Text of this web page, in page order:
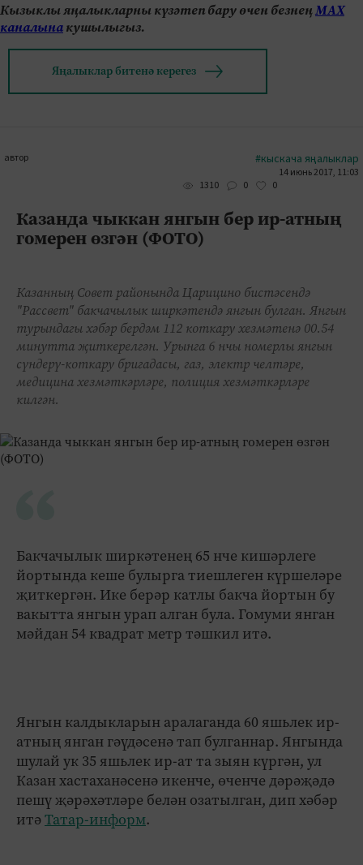
Кызыклы яңалыкларны күзәтеп бару өчен безнеңМАХ
каналынакушылыгыз.
Яңалыклар битенә керегез
автор #кыскача яңалыклар
14 июнь 2017, 11:03
1310
0 0
Казанда чыккан янгын бер ир-атның
гомерен өзгән (ФОТО)
Казанның Совет районында Царицино бистәсендә
"Рассвет" бакчачылык ширкәтендә янгын булган. Янгын
турындагы хәбәр бердәм 112 коткару хезмәтенә 00.54
минутта җиткерелгән. Урынга 6 нчы номерлы янгын
сүндерү-коткару бригадасы, газ, электр челтәре,
медицина хезмәткәрләре, полиция хезмәткәрләре
килгән.
Бакчачылык ширкәтенең 65 нче кишәрлеге
йортында кеше булырга тиешлеген күршеләре
җиткергән. Ике берәр катлы бакча йортын бу
вакытта янгын урап алган була. Гомуми янган
мәйдан 54 квадрат метр тәшкил итә.
Янгын калдыкларын аралаганда 60 яшьлек ир-
атның янган гәүдәсенә тап булганнар. Янгында
шулай ук 35 яшьлек ир-ат та зыян күргән, ул
Казан хастаханәсенә икенче, өченче дәрәҗәдә
пешү җәрәхәтләре белән озатылган, дип хәбәр
итәТатар-информ.